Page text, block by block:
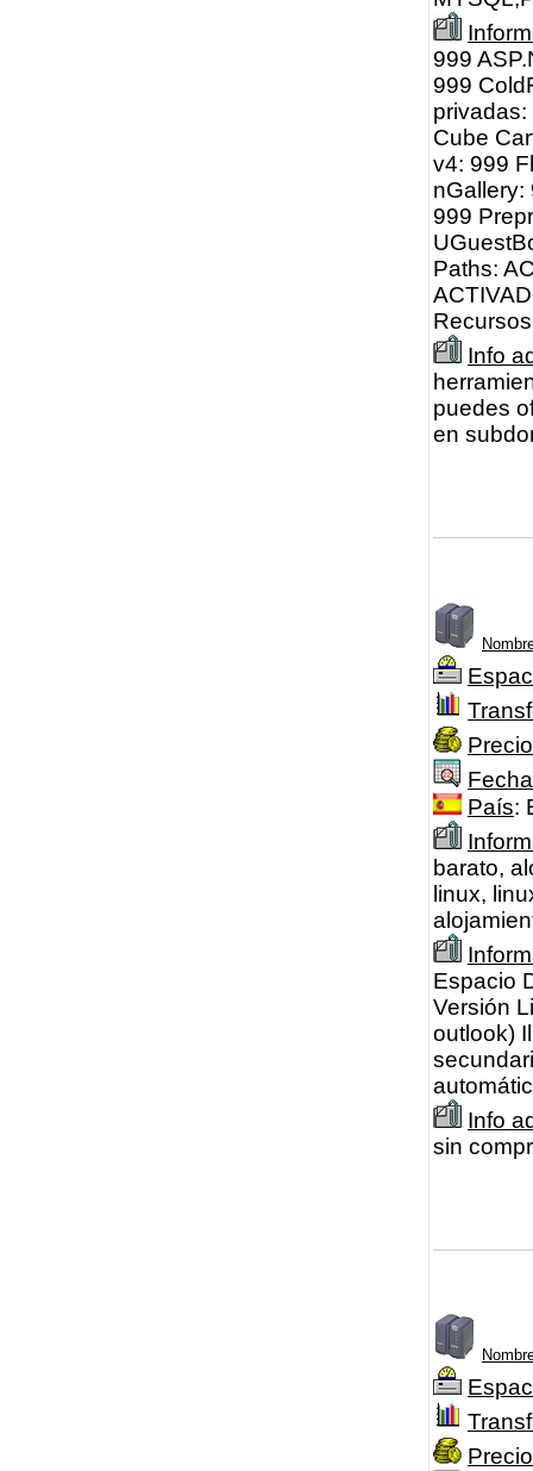
999
999
Cube
v4: 999
nGallery:
999
Paths:
Info
puedes
en
Precio
País:
barato,
linux,
Espacio
Versión
outlook)
Info
sin
Precio